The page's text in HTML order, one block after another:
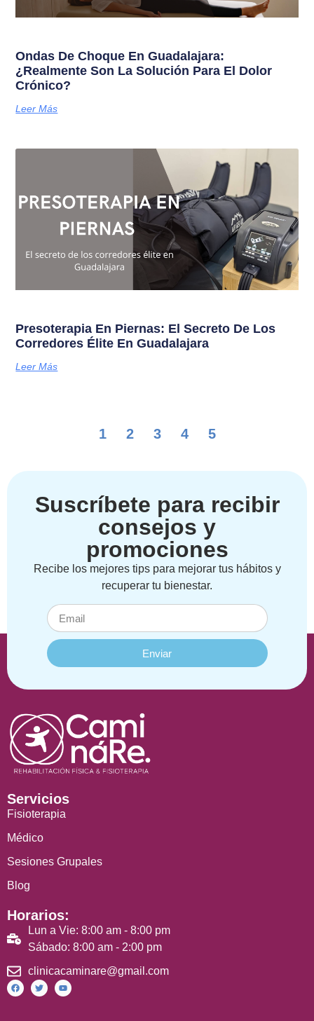
Ondas De Choque En Guadalajara:
¿Realmente Son La Solución Para El Dolor
Crónico?
Leer Más
Presoterapia En Piernas: El Secreto De Los
Corredores Élite En Guadalajara
Leer Más
1 2 3 4 5
Suscríbete para recibir
consejos y
promociones
Recibe los mejores tips para mejorar tus hábitos y
recuperar tu bienestar.
Enviar
Servicios
Fisioterapia
Médico
Sesiones Grupales
Blog
Horarios:
Lun a Vie: 8:00 am - 8:00 pm
Sábado: 8:00 am - 2:00 pm
clinicacaminare@gmail.com